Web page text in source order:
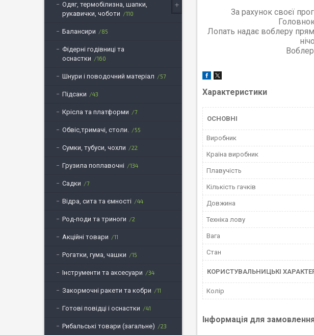
За рахунок своєї
Лопать надає воблеру
Характеристики
ОСНОВНІ
Виробник
Країна виробник
Плавучість
Кількість гачків
Довжина
Техніка лову
Вага
Стан
КОРИСТУВАЛЬНИЦЬКІ
Колір
Інформація для
Одяг, термобілизна, шапки,
рукавички, чоботи
110
Балансири 85
Фідерні годівниці та
оснастки
160
Шнури і поводочний матеріал 57
Підсаки 43
Крісла та платформи 7
Обвіс,тримачі, столи. 55
Сумки, тубуси, чохли 22
Грузила поплавочні 134
Садки 7
Відра, сита та ємності 44
Род-поди та триноги 2
Акційні товари 11
Рогатки, гума, чашки 15
Інструменти та аксесуари 34
Закормочні ракети та кобри 11
Готові повідці і оснастки 41
Рибальські товари (загальне) 23